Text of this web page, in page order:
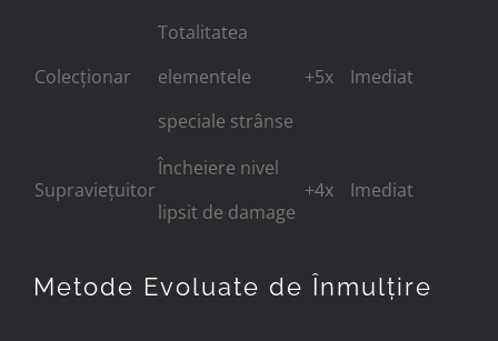
Colecționar
Totalitatea
elementele
speciale strânse
+5x Imediat
Supraviețuitor
Încheiere nivel
lipsit de damage
+4x Imediat
Metode Evoluate de Înmulțire